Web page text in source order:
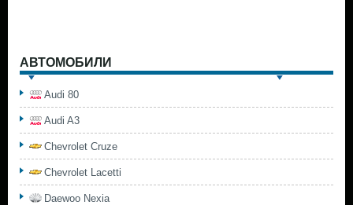
АВТОМОБИЛИ
Audi 80
Audi A3
Chevrolet Cruze
Chevrolet Lacetti
Daewoo Nexia